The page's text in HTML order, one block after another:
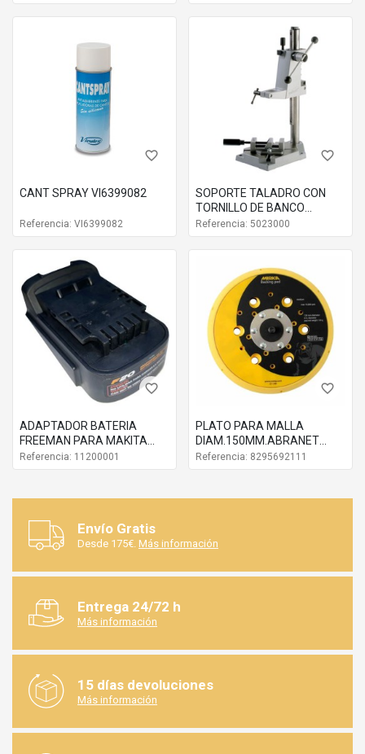
favorite_border
CANT SPRAY VI6399082
Referencia: VI6399082
favorite_border
SOPORTE TALADRO CON
TORNILLO DE BANCO
5023000
Referencia: 5023000
favorite_border
ADAPTADOR BATERIA
FREEMAN PARA MAKITA
20V 2-4 AH
Referencia: 11200001
favorite_border
PLATO PARA MALLA
DIAM.150MM.ABRANET
8295692111
Referencia: 8295692111
Envío Gratis
Desde 175€. Más información
Entrega 24/72 h
Más información
15 días devoluciones
Más información